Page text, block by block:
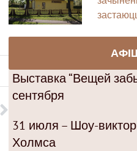
Выставка “Вещей
сентября
31 июля – Шоу-
Холмса